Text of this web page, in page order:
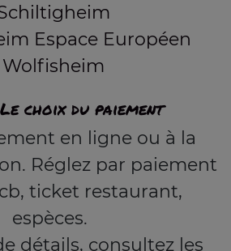
Espace Européen
Wolfisheim
Le choix du paiement
en ligne ou à la
Réglez par paiement
ticket restaurant,
espèces.
détails, consultez les